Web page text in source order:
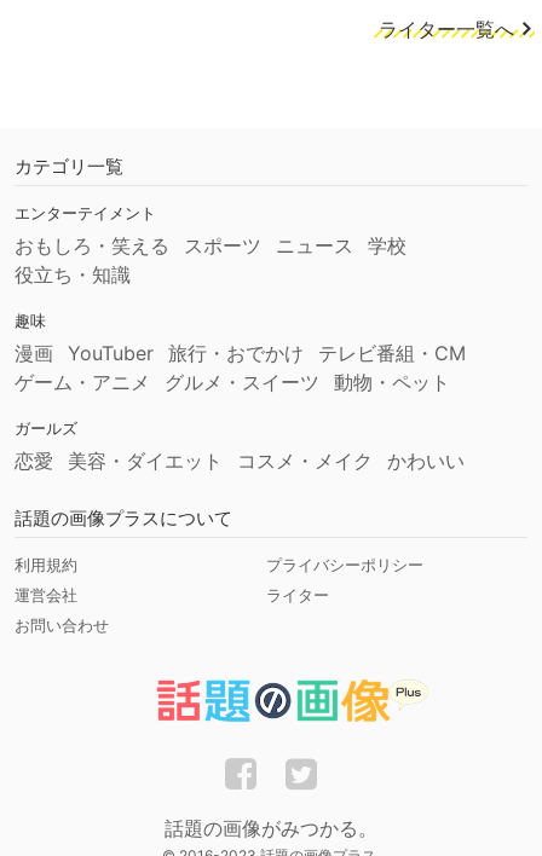
ライター一覧へ
カテゴリ一覧
エンターテイメント
おもしろ・笑える スポーツ ニュース
学校
役立ち・知識
趣味
漫画 YouTuber 旅行・おでかけ
テレビ番組・CM
ゲーム・アニメ
グルメ・スイーツ 動物・ペット
ガールズ
恋愛 美容・ダイエット コスメ・メイク かわいい
話題の画像プラスについて
利用規約
プライバシーポリシー
運営会社
ライター
お問い合わせ
話題の画像がみつかる。